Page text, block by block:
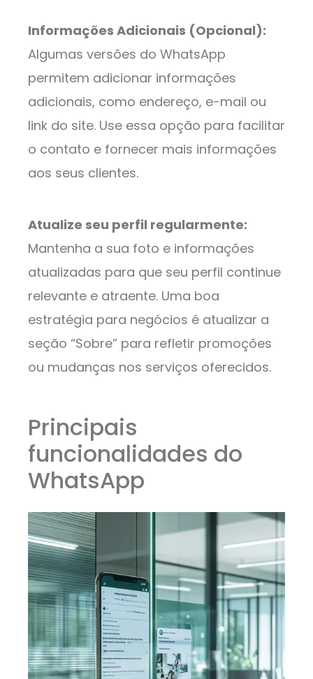
Informações Adicionais (Opcional):
Algumas versões do WhatsApp
permitem adicionar informações
adicionais, como endereço, e-mail ou
link do site. Use essa opção para facilitar
o contato e fornecer mais informações
aos seus clientes.
Atualize seu perfil regularmente:
Mantenha a sua foto e informações
atualizadas para que seu perfil continue
relevante e atraente. Uma boa
estratégia para negócios é atualizar a
seção “Sobre” para refletir promoções
ou mudanças nos serviços oferecidos.
Principais
funcionalidades do
WhatsApp